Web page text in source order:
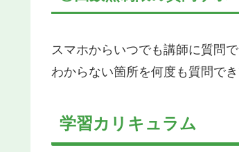
スマホからいつでも講師に質問
わからない箇所を何度も質問で
学習カリキュラム